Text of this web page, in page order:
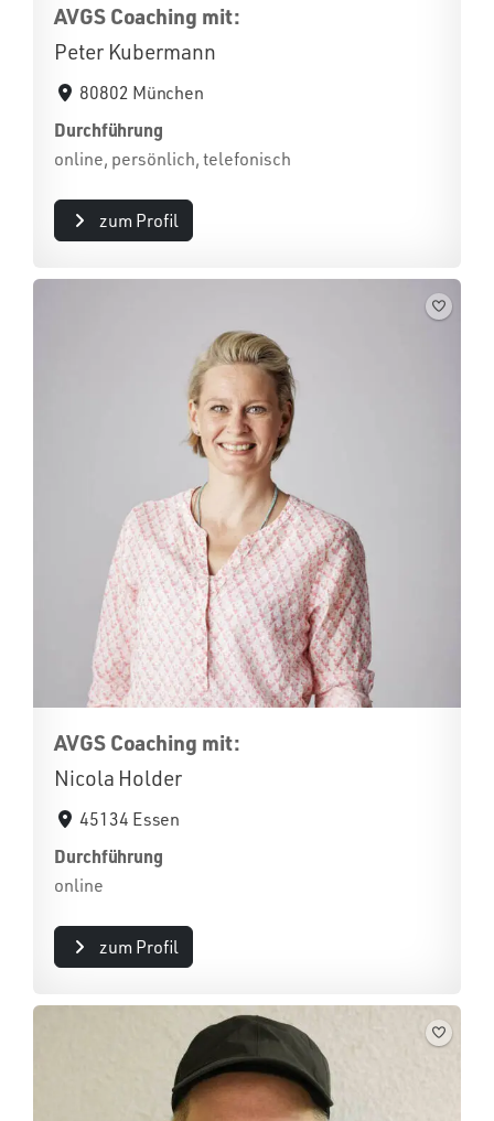
AVGS Coaching mit:
Peter Kubermann
80802 München
Durchführung
online, persönlich, telefonisch
zum Profil
AVGS Coaching mit:
Nicola Holder
45134 Essen
Durchführung
online
zum Profil